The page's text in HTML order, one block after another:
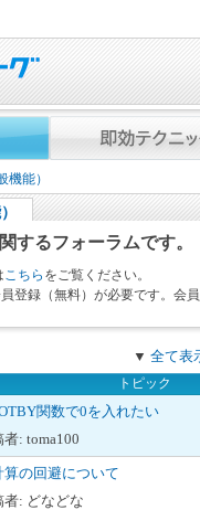
機能）
するフォーラムです。
こちら をご覧ください。
登録（無料）が必要です。会
▼ 全て表
トピック
関数で0を入れたい
者: toma100
算の回避について
者: どなどな